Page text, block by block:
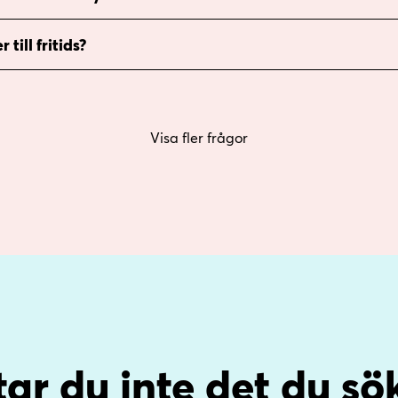
till fritids?
Visa fler frågor
du inte det du